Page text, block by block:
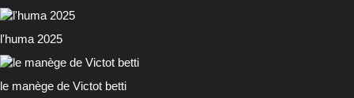
l'huma 2025
le manège de Victot betti